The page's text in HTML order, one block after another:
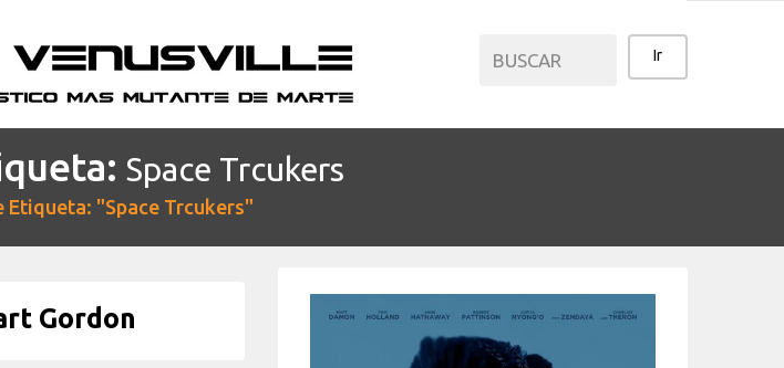
Space Trcukers
Etiqueta: "Space Trcukers"
Gordon